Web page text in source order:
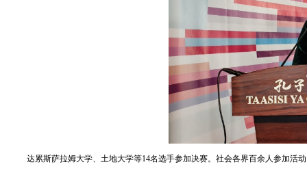
达累斯萨拉姆大学、土地大学等14名选手参加决赛。社会各界百余人参加活